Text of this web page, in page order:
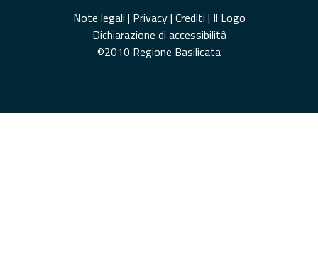
Note legali | Privacy| Crediti | Il Logo
Dichiarazione di accessibilità
©2010 Regione Basilicata